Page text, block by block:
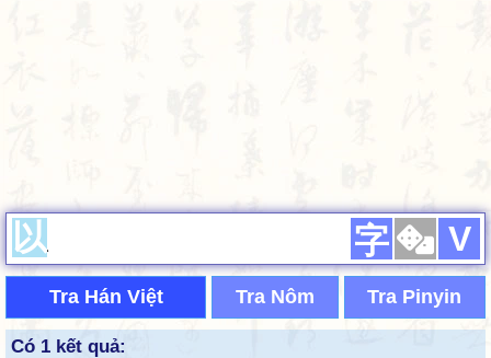
字 V
Tra Hán Việt Tra Nôm Tra Pinyin
Có 1 kết quả: